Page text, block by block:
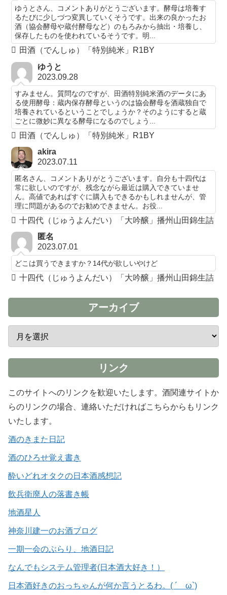
ゆうとさん、コメントありがとうございます。酵母は培養す
るたびに少しづつ変異していくそうです。出来の良かったお
酒（協会酵母や蔵付酵母など）のもろみから抽出・培養し、
保存したものを使われているそうです。明...
田酒（でんしゅ）「特別純米」R1BY
ゆうと
2023.09.28
すみません。質問なのですが、田酒特別純米酒のデータにあ
る使用酵母：蔵内保存酵母というのは協会酵母を酒蔵独自で
培養されているということでしょうか？そのようにすると蔵
ごとに微妙に異なる酵母になるのでしょう...
田酒（でんしゅ）「特別純米」R1BY
akira
2023.07.11
匿名さん、コメントありがとうございます。自分も十四代は
常に欲しいのですが、残念ながら最近は購入できていませ
ん。高値であればすぐに購入もできるかもしれませんが、管
理に問題があるのでお勧めできません。お役...
十四代（じゅうよんだい）「大吟醸」播州山田錦生詰
匿名
2023.07.01
どこは買うできますか？14代が欲しいやけど
十四代（じゅうよんだい）「大吟醸」播州山田錦生詰
アーカイブ
リンク
このサイトへのリンクを歓迎いたします。酒関連サイトか
らのリンクの場合、連絡いただければこちらからもリンク
いたします。
酒のきまた日記
酒のひろせ覚え書き
酔いどれオタクの日本酒感想記
飲兵衛廃人の落書き帳
地酒星人
神奈川建一のお酒ブログ
一期一会のぶらり、地酒日記
なんでもシステム管理者(日本酒大好き！）
日本酒好きのおっちゃんが何か言うとるわ。( ´ ω`)